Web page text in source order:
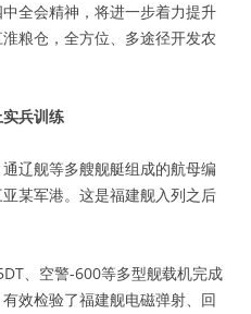
全会精神，将进一步着力提升
粮仓，全方位、多途径开发农
兵训练
辽舰等多艘舰艇组成的航母编
某军港。这是福建舰入列之后
、空警-600等多型舰载机完成
效检验了福建舰电磁弹射、回